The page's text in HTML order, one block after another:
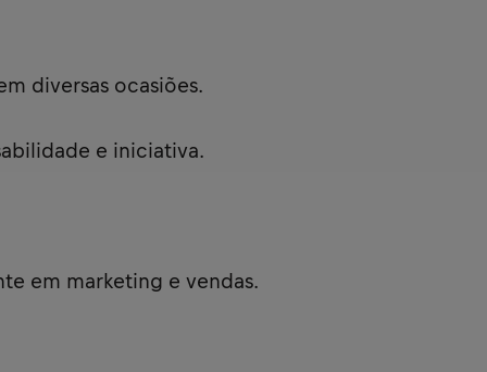
diversas ocasiões.
e iniciativa.
em marketing e vendas.